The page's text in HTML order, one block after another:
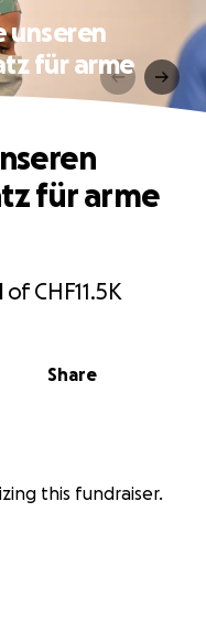
unseren
für arme
ofCHF11.5K
Share
für arme
this fundraiser.